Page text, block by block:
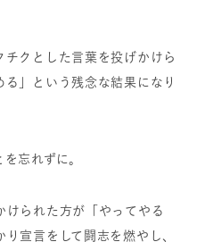
クとした言葉を投げかけら
」という残念な結果になり
忘れずに。
けられた方が「やってやる
宣言をして闘志を燃やし、